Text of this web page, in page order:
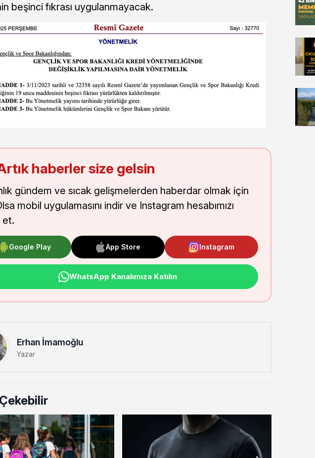
beşinci fıkrası uygulanmayacak.
haberler size gelsin
gündem ve sıcak gelişmelerden haberdar olmak için
mobil uygulamasını indir ve Instagram hesabımızı
et.
Google Play App Store Instagram
WhatsApp Kanalımıza Katılın
Erhan İmamoğlu
Yazar